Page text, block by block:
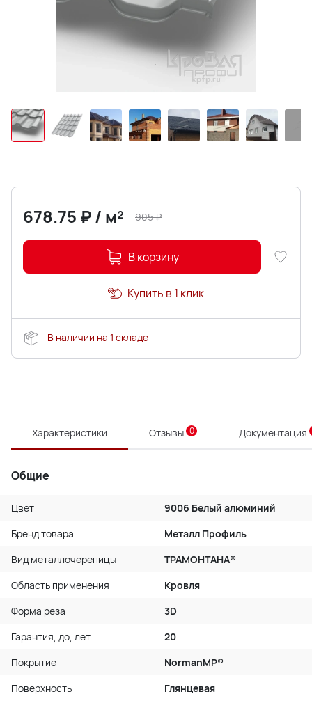
678.75 ₽/ м² 905₽
В корзину
Купить в 1 клик
В наличии на 1 складе
Характеристики Отзывы 0 Документация
Общие
Цвет
9006 Белый алюминий
Бренд товара
Металл Профиль
Вид металлочерепицы
ТРАМОНТАНА®
Область применения
Кровля
Форма реза
3D
Гарантия, до, лет
20
Покрытие
NormanMP®
Поверхность
Глянцевая